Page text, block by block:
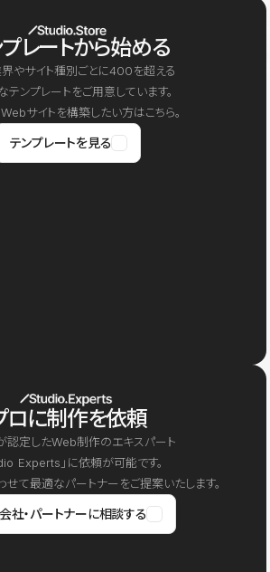
レートから始める
界やサイト種別ごとに400を超える
テンプレートをご用意しています。
サイトを構築したい方はこちら。
テンプレートを見る
ロに制作を依頼
認定したWeb制作のエキスパート
Experts」に依頼が可能です。
て最適なパートナーをご提案いたします。
社・パートナーに相談する